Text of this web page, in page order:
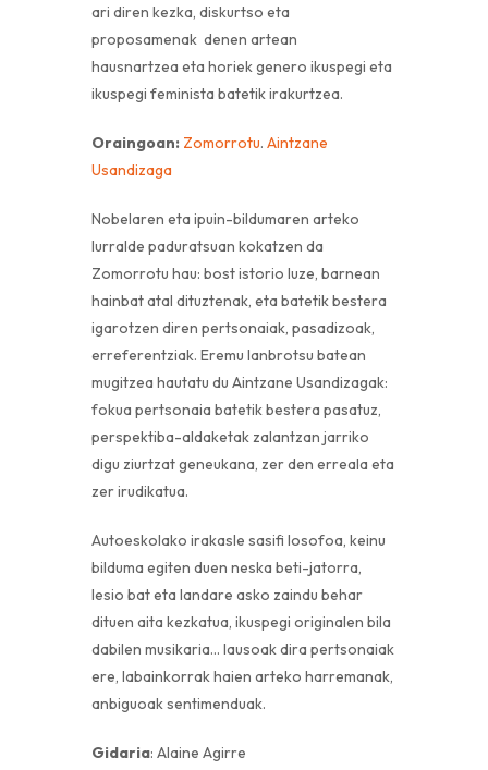
ari diren kezka, diskurtso eta
proposamenak denen artean
hausnartzea eta horiek genero ikuspegi eta
ikuspegi feminista batetik irakurtzea.
Oraingoan: Zomorrotu. Aintzane
Usandizaga
Nobelaren eta ipuin-bildumaren arteko
lurralde paduratsuan kokatzen da
Zomorrotu hau: bost istorio luze, barnean
hainbat atal dituztenak, eta batetik bestera
igarotzen diren pertsonaiak, pasadizoak,
erreferentziak. Eremu lanbrotsu batean
mugitzea hautatu du Aintzane Usandizagak:
fokua pertsonaia batetik bestera pasatuz,
perspektiba-aldaketak zalantzan jarriko
digu ziurtzat geneukana, zer den erreala eta
zer irudikatua.
Autoeskolako irakasle sasifi losofoa, keinu
bilduma egiten duen neska beti-jatorra,
lesio bat eta landare asko zaindu behar
dituen aita kezkatua, ikuspegi originalen bila
dabilen musikaria… lausoak dira pertsonaiak
ere, labainkorrak haien arteko harremanak,
anbiguoak sentimenduak.
Gidaria: Alaine Agirre